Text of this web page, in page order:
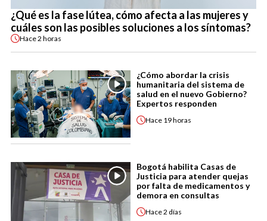
¿Qué es la fase lútea, cómo afecta a las mujeres y
cuáles son las posibles soluciones a los síntomas?
Hace2 horas
¿Cómo abordar la crisis
humanitaria del sistema de
salud en el nuevo Gobierno?
Expertos responden
Hace 19 horas
Bogotá habilita Casas de
Justicia para atender quejas
por falta de medicamentos y
demora en consultas
Hace2 días